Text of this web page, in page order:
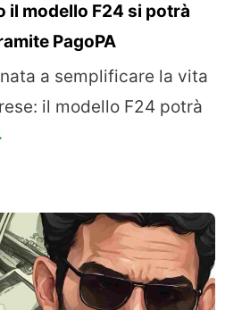
il modello F24 si potrà
PagoPA
a semplificare la vita
il modello F24 potrà